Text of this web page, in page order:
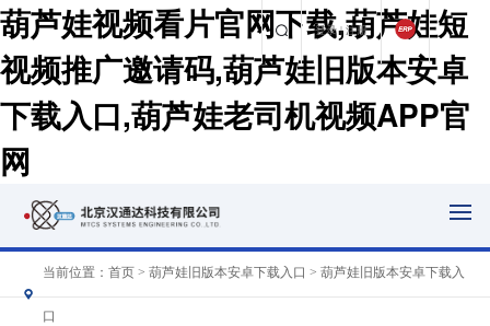
葫芦娃视频看片官网下载,葫芦娃短
视频推广邀请码,葫芦娃旧版本安卓
下载入口,葫芦娃老司机视频APP官
网
登录|注册
当前位置： 首页> 葫芦娃旧版本安卓下载入口 > 葫芦娃旧版本安卓下载入
口